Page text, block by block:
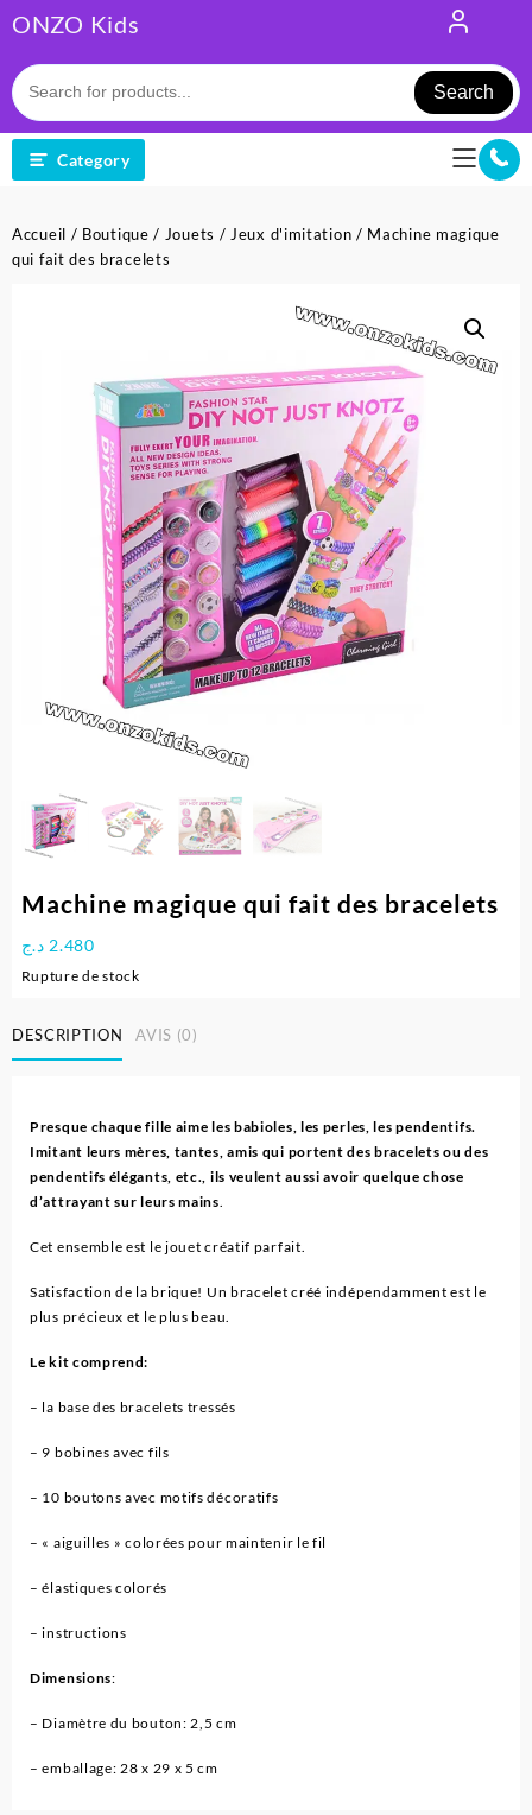
to
content
ONZO Kids
Search
Category
Accueil / Boutique / Jouets / Jeux d'imitation / Machine magique
qui fait des bracelets
Machine magique qui fait des bracelets
2.480 د.ج
Rupture de stock
DESCRIPTION AVIS (0)
Presque chaque fille aime les babioles, les perles, les pendentifs.
Imitant leurs mères, tantes, amis qui portent des bracelets ou des
pendentifs élégants, etc., ils veulent aussi avoir quelque chose
d’attrayant sur leurs mains
Cet ensemble est le jouet créatif parfait.
Satisfaction de la brique! Un bracelet créé indépendamment est le
plus précieux et le plus beau.
Le kit comprend:
– la base des bracelets tressés
– 9 bobines avec fils
– 10 boutons avec motifs décoratifs
– « aiguilles » colorées pour maintenir le fil
– élastiques colorés
– instructions
Dimensions:
– Diamètre du bouton: 2,5 cm
– emballage: 28 x 29 x 5 cm